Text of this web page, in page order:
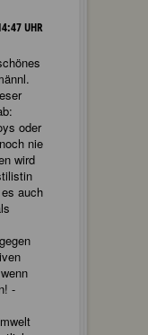
UHR
oder
nie
wird
auch
-